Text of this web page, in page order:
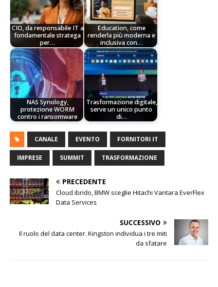
CIO, da responsabile IT a
fondamentale stratega
per…
Education, come
renderla più moderna e
inclusiva con…
NAS Synology,
protezione WORM
contro i ransomware
Trasformazione digitale,
serve un unico punto
di…
CANALE EVENTO FORNITORI IT
IMPRESE SUMMIT TRASFORMAZIONE
PRECEDENTE
Cloud ibrido, BMW sceglie Hitachi Vantara EverFlex
Data Services
SUCCESSIVO
Il ruolo del data center. Kingston individua i tre miti
da sfatare